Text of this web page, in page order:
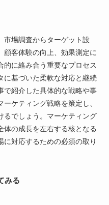
市場調査からターゲット設
顧客体験の向上、効果測定に
的に絡み合う重要なプロセス
に基づいた柔軟な対応と継続
で紹介した具体的な戦略や事
ケティング戦略を策定し、
るでしょう。マーケティング
体の成長を左右する核となる
対応するための必須の取り
みる